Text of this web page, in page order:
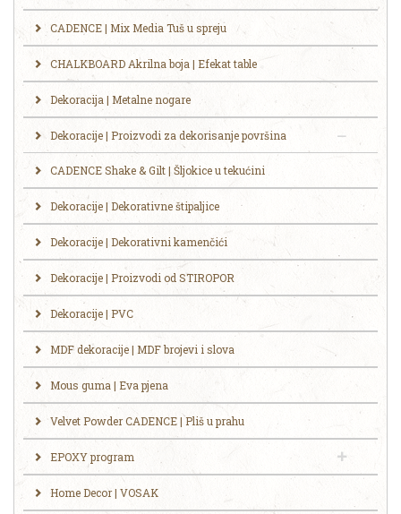
CADENCE | Mix Media Tuš u spreju
CHALKBOARD Akrilna boja | Efekat table
Dekoracija | Metalne nogare
Dekoracije | Proizvodi za dekorisanje površina
CADENCE Shake & Gilt | Šljokice u tekućini
Dekoracije | Dekorativne štipaljice
Dekoracije | Dekorativni kamenčići
Dekoracije | Proizvodi od STIROPOR
Dekoracije | PVC
MDF dekoracije | MDF brojevi i slova
Mous guma | Eva pjena
Velvet Powder CADENCE | Pliš u prahu
EPOXY program
Home Decor | VOSAK